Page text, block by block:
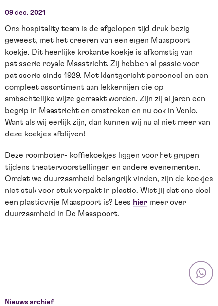
09 dec. 2021
Ons hospitality team is de afgelopen tijd druk bezig
geweest, met het creëren van een eigen Maaspoort
koekje. Dit heerlijke krokante koekje is afkomstig van
patisserie royale Maastricht. Zij hebben al passie voor
patisserie sinds 1929. Met klantgericht personeel en een
compleet assortiment aan lekkernijen die op
ambachtelijke wijze gemaakt worden. Zijn zij al jaren een
begrip in Maastricht en omstreken en nu ook in Venlo.
Want als wij eerlijk zijn, dan kunnen wij nu al niet meer van
deze koekjes afblijven!
Deze roomboter- koffiekoekjes liggen voor het grijpen
tijdens theatervoorstellingen en andere evenementen.
Omdat we duurzaamheid belangrijk vinden, zijn de koekjes
niet stuk voor stuk verpakt in plastic. Wist jij dat ons doel
een plasticvrije Maaspoort is? Lees hier meer over
duurzaamheid in De Maaspoort.
Nieuws archief